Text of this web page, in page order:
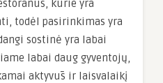
kurie yra
todėl pasirinkimas yra
sostinė yra labai
labai daug gyventojų,
aktyvūs ir laisvalaikį